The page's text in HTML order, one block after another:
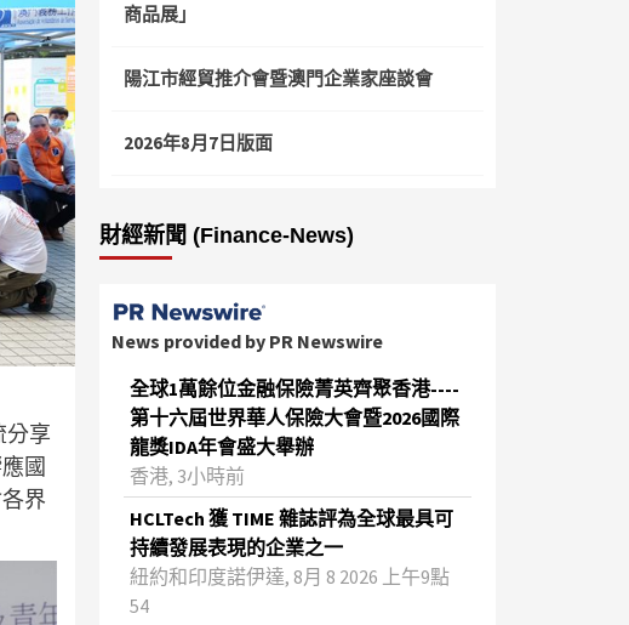
分享
國
界
商品展」
陽江市經貿推介會暨澳門企業家座談會
2026年8月7日版面
財經新聞 (Finance-News)
News provided by PR Newswire
全球1萬餘位金融保險菁英齊聚香港----
第十六屆世界華人保險大會暨2026國際
龍獎IDA年會盛大舉辦
香港, 3小時前
HCLTech 獲 TIME 雜誌評為全球最具可
持續發展表現的企業之一
紐約和印度諾伊達, 8月 8 2026 上午9點
54